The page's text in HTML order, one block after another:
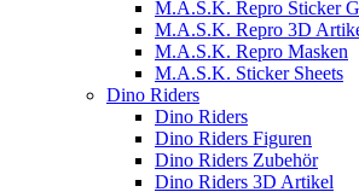
M.A.S.K. Repro Sticker
M.A.S.K. Repro 3D
M.A.S.K. Repro Masken
M.A.S.K. Sticker Sheets
Dino Riders
Dino Riders
Dino Riders Figuren
Dino Riders Zubehör
Dino Riders 3D Artikel